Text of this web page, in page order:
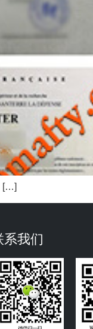
[…]
系我们